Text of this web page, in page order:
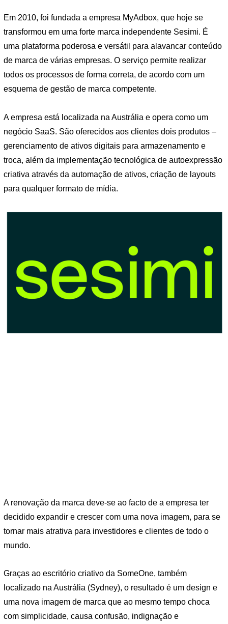
Em 2010, foi fundada a empresa MyAdbox, que hoje se
transformou em uma forte marca independente Sesimi. É
uma plataforma poderosa e versátil para alavancar conteúdo
de marca de várias empresas. O serviço permite realizar
todos os processos de forma correta, de acordo com um
esquema de gestão de marca competente.
A empresa está localizada na Austrália e opera como um
negócio SaaS. São oferecidos aos clientes dois produtos –
gerenciamento de ativos digitais para armazenamento e
troca, além da implementação tecnológica de autoexpressão
criativa através da automação de ativos, criação de layouts
para qualquer formato de mídia.
A renovação da marca deve-se ao facto de a empresa ter
decidido expandir e crescer com uma nova imagem, para se
tornar mais atrativa para investidores e clientes de todo o
mundo.
Graças ao escritório criativo da SomeOne, também
localizado na Austrália (Sydney), o resultado é um design e
uma nova imagem de marca que ao mesmo tempo choca
com simplicidade, causa confusão, indignação e